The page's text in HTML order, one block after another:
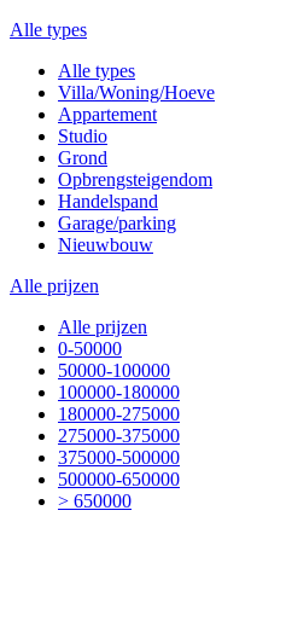
Alle types
Alle types
Villa/Woning/Hoeve
Appartement
Studio
Grond
Opbrengsteigendom
Handelspand
Garage/parking
Nieuwbouw
Alle prijzen
Alle prijzen
0-50000
50000-100000
100000-180000
180000-275000
275000-375000
375000-500000
500000-650000
> 650000